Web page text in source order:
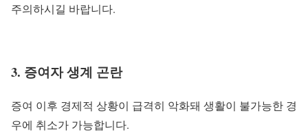
주의하시길 바랍니다.
3. 증여자 생계 곤란
증여 이후 경제적 상황이 급격히 악화돼 생활이 불가능한 경
우에 취소가 가능합니다.